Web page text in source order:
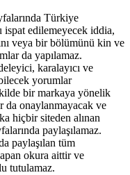
Türkiye
edilemeyecek iddia,
veya bir bölümünü kin ve
da yapılamaz.
karalayıcı ve
yorumlar
bir markaya yönelik
da onaylanmayacak ve
hiçbir siteden alınan
paylaşılamaz.
paylaşılan tüm
okura aittir ve
tutulamaz.